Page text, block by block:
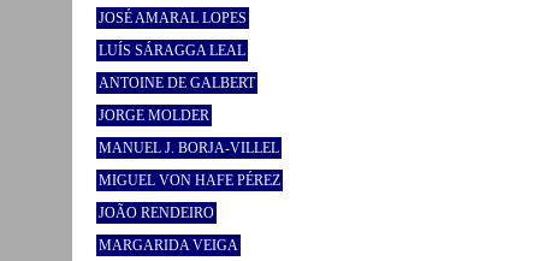
JOSÉ AMARAL LOPES
LUÍS SÁRAGGA LEAL
ANTOINE DE GALBERT
JORGE MOLDER
MANUEL J. BORJA-VILLEL
MIGUEL VON HAFE PÉREZ
JOÃO RENDEIRO
MARGARIDA VEIGA